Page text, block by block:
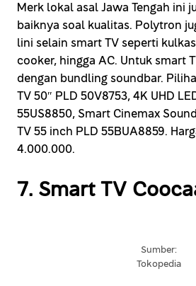
Merk lokal asal Jawa Tengah ini
baiknya soal kualitas. Polytron
lini selain smart TV seperti
cooker, hingga AC. Untuk smart
dengan bundling soundbar.
TV 50″ PLD 50V8753, 4K UHD
55US8850, Smart Cinemax
TV 55 inch PLD 55BUA8859.
4.000.000.
7. Smart TV
Sumber:
Tokopedia